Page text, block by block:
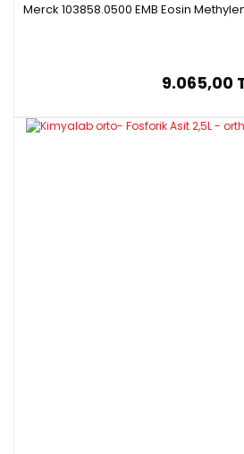
Merck 103858.0500 EMB Eosin
9.065,00